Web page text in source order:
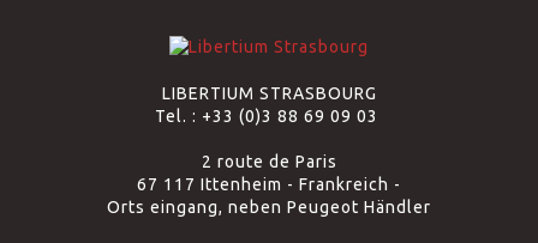
LIBERTIUM STRASBOURG
Tel. : +33 (0)3 88 69 09 03
2 route de Paris
67 117 Ittenheim - Frankreich -
Orts eingang, neben Peugeot Händler